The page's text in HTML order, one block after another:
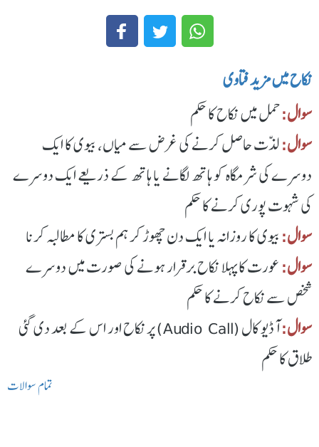
نکاح میں مزید فتاوی
سوال:حمل میں نکاح کا حکم
سوال:لذّت حاصل کرنے کی غرض سے میاں، بیوی کا ایک
دوسرے کی شرمگاہ کو ہاتھ لگانے یا ہاتھ کے ذریعے ایک دوسرے
کی شہوت پوری کرنے کا حکم
سوال:بیوی کا روزانہ یا ایک دن چھوڑ کر ہم بستری کا مطالبہ کرنا
سوال:عورت کا پہلا نکاح برقرار ہونے کی صورت میں دوسرے
شخص سے نکاح کرنے کا حکم
سوال:
آڈیو کال (Audio Call) پر نکاح اور اس کے بعد دی گئی
طلاق کا حکم
تمام سوالات